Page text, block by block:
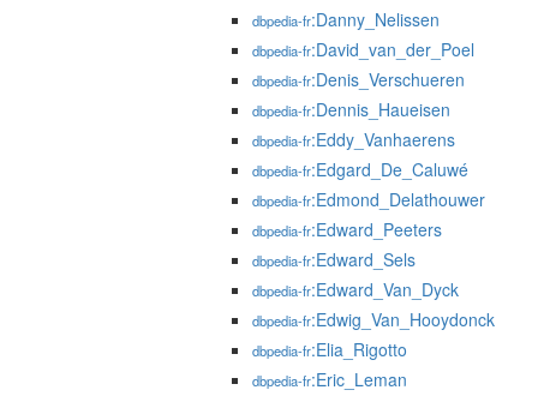
dbpedia-fr:Danny_Nelissen
dbpedia-fr:David_van_der_Poel
dbpedia-fr:Denis_Verschueren
dbpedia-fr:Dennis_Haueisen
dbpedia-fr:Eddy_Vanhaerens
dbpedia-fr:Edgard_De_Caluwé
dbpedia-fr:Edmond_Delathouwer
dbpedia-fr:Edward_Peeters
dbpedia-fr:Edward_Sels
dbpedia-fr:Edward_Van_Dyck
dbpedia-fr:Edwig_Van_Hooydonck
dbpedia-fr:Elia_Rigotto
dbpedia-fr:Eric_Leman